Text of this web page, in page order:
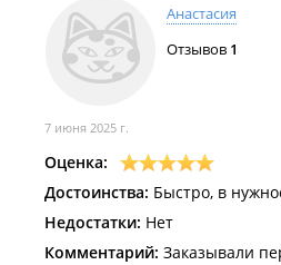
Анастасия
Отзывов 1
7 июня 2025 г.
Оценка:
Достоинства: Быстро, в
Недостатки: Нет
Комментарий: Заказывали